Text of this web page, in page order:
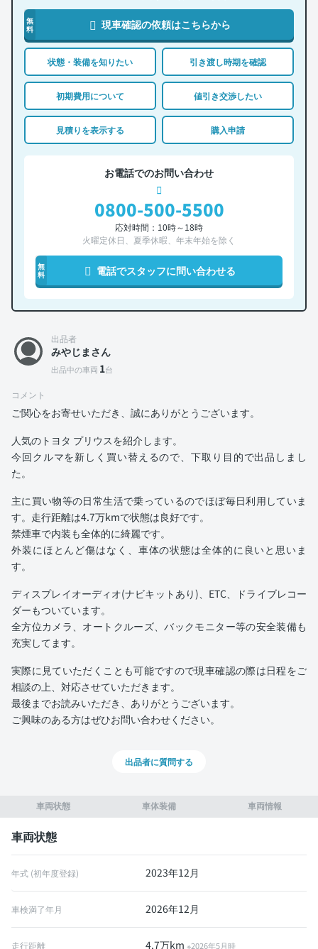
無
料
現車確認の依頼はこちらから
状態・装備を知りたい 引き渡し時期を確認
初期費用について 値引き交渉したい
見積りを表示する 購入申請
お電話でのお問い合わせ
0800-500-5500
応対時間：10時～18時
火曜定休日、夏季休暇、年末年始を除く
無
料
電話でスタッフに問い合わせる
車両状態 車体装備 車両情報
車両状態
年式 (初年度登録) 2023年12月
車検満了年月 2026年12月
走行距離 4.7万km※2026年5月時
出品者
みやじまさん
出品中の車両 1台
コメント
ご関心をお寄せいただき、誠にありがとうございます。
人気のトヨタ プリウスを紹介します。
今回クルマを新しく買い替えるので、下取り目的で出品しまし
た。
主に買い物等の日常生活で乗っているのでほぼ毎日利用していま
す。走行距離は4.7万kmで状態は良好です。
禁煙車で内装も全体的に綺麗です。
外装にほとんど傷はなく、車体の状態は全体的に良いと思いま
す。
ディスプレイオーディオ(ナビキットあり)、ETC、ドライブレコー
ダーもついています。
全方位カメラ、オートクルーズ、バックモニター等の安全装備も
充実してます。
実際に見ていただくことも可能ですので現車確認の際は日程をご
相談の上、対応させていただきます。
最後までお読みいただき、ありがとうございます。
ご興味のある方はぜひお問い合わせください。
出品者に質問する